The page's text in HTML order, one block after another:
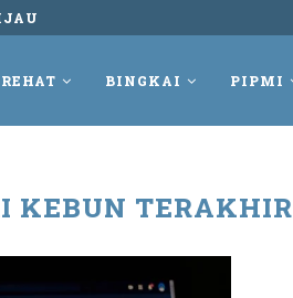
REHAT BINGKAI PIPMI
KEBUN TERAKHIR